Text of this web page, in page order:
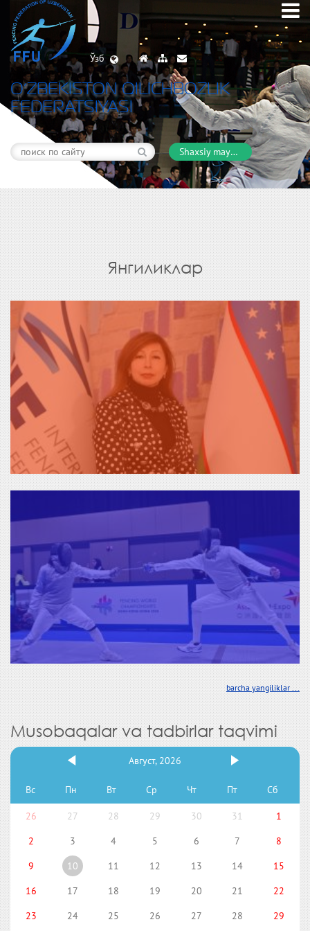
Ўзб
O’ZBEKISTON QILICHBOZLIK
FEDERATSIYASI
Shaxsiy maydon
Янгиликлар
barcha yangiliklar ...
Musobaqalar va tadbirlar taqvimi
Август, 2026
Вс Пн Вт Ср Чт Пт Сб
26 27 28 29 30 31
1
2
3 4 5 6 7
8
9
10 11 12 13 14
15
16
17 18 19 20 21
22
23
24 25 26 27 28
29